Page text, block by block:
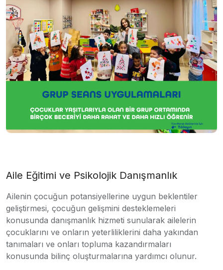
Aile Eğitimi ve Psikolojik Danışmanlık
Ailenin çocuğun potansiyellerine uygun beklentiler
geliştirmesi, çocuğun gelişmini desteklemeleri
konusunda danışmanlık hizmeti sunularak ailelerin
çocuklarını ve onların yeterliliklerini daha yakından
tanımaları ve onları topluma kazandırmaları
konusunda bilinç oluşturmalarına yardımcı olunur.